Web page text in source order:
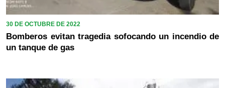
30 DE OCTUBRE DE 2022
Bomberos evitan tragedia sofocando un incendio de
un tanque de gas